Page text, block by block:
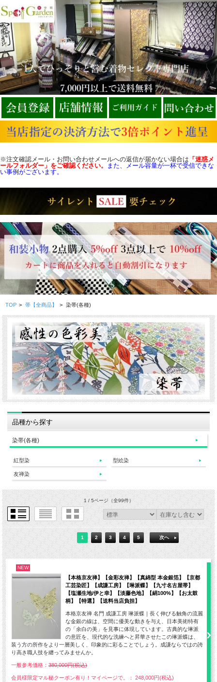
※注文確認メール・お問い合わせメールへの返信が届かない場合は 「迷惑メ
ールフォルダー」をご確認ください。
また、メール容量が一杯で受信できな
い事例がございます。
TOP > 帯【全商品】 > 染帯(各種)
品種から探す
染帯(各種)
紅型染
友禅染
型絵染
1 / 5ページ（全99件）
1 2 3 4 5 次へ
NEW
【本格京友禅】【金彩友禅】【真綿型 本金銀箔】【京都
工芸染匠】【成謙工房】【琳派蝶】【九寸名古屋帯】
【塩瀬生地/伊と幸】【淡藤色地】【絹100%】【お太鼓
柄】【特選】【送料当店負担】
本格京友禅 名門 成謙工房 琳派蝶｜長く伸びる触角の流麗
な金銀の線は、空間に優美な動きを与え、日本美術特有
の「余白の美」を見事に体現しています。古典的な琳派
の意匠を、現代的な洗練へと昇華させたこの琳派蝶は、
装う方の所作をより一層美しく、印象的に彩ることでしょう。成謙ならではの誇
り高き職人技を纏ってみませんか。
一般参考価格： 380,000円(税込)
会員様限定マル秘クーポン有り！マイページで。： 248,000円(税込)